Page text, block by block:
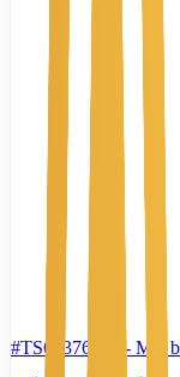
#TS63376080 - Mặt